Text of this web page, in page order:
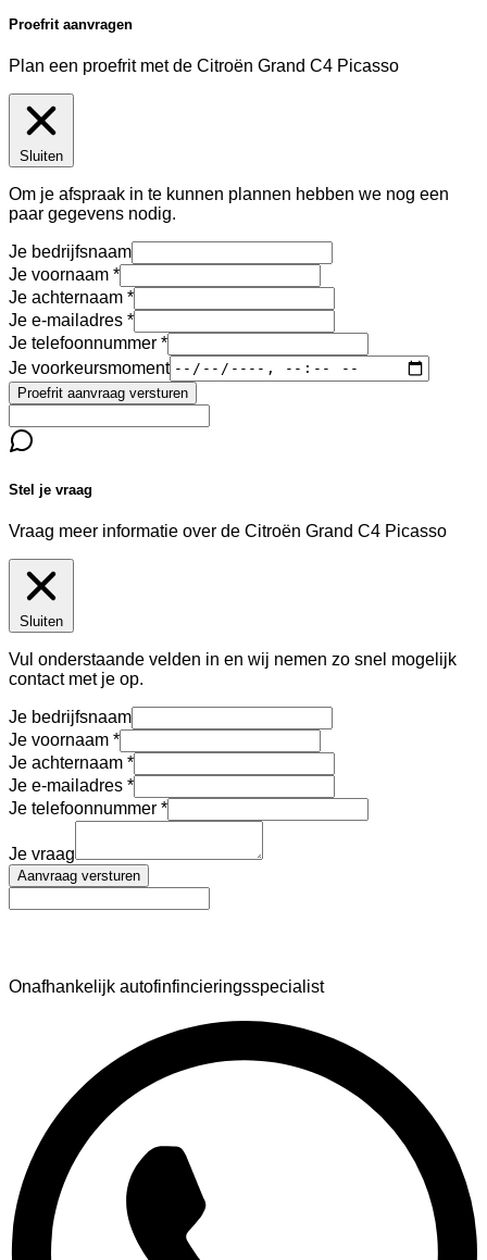
Proefrit aanvragen
Plan een proefrit met de Citroën Grand C4 Picasso
Sluiten
Om je afspraak in te kunnen plannen hebben we nog een
paar gegevens nodig.
Je bedrijfsnaam
Je voornaam
Je achternaam
Je e-mailadres
Je telefoonnummer
Je voorkeursmoment
Proefrit aanvraag versturen
Stel je vraag
Vraag meer informatie over de Citroën Grand C4 Picasso
Sluiten
Vul onderstaande velden in en wij nemen zo snel mogelijk
contact met je op.
Je bedrijfsnaam
Je voornaam
Je achternaam
Je e-mailadres
Je telefoonnummer
Je vraag
Aanvraag versturen
Onafhankelijk autofinfincieringsspecialist